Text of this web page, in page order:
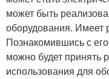
может быть
оборудования. Имеет
Познакомившись с
можно будет принять
использования для